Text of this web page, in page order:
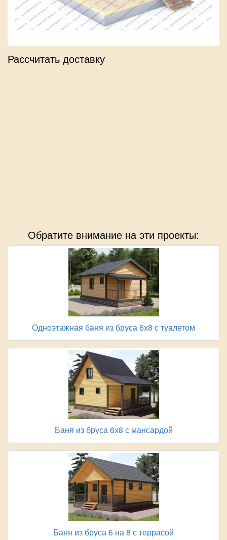
Рассчитать доставку
Обратите внимание на эти проекты:
Одноэтажная баня из бруса 6х8 с туалетом
Баня из бруса 6х8 с мансардой
Баня из бруса 6 на 8 с террасой